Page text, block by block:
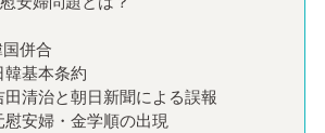
併合
基本条約
田清治と朝日新聞による誤報
慰安婦・金学順の出現